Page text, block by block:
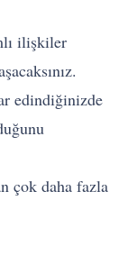
ilişkiler
edindiğinizde
çok daha fazla